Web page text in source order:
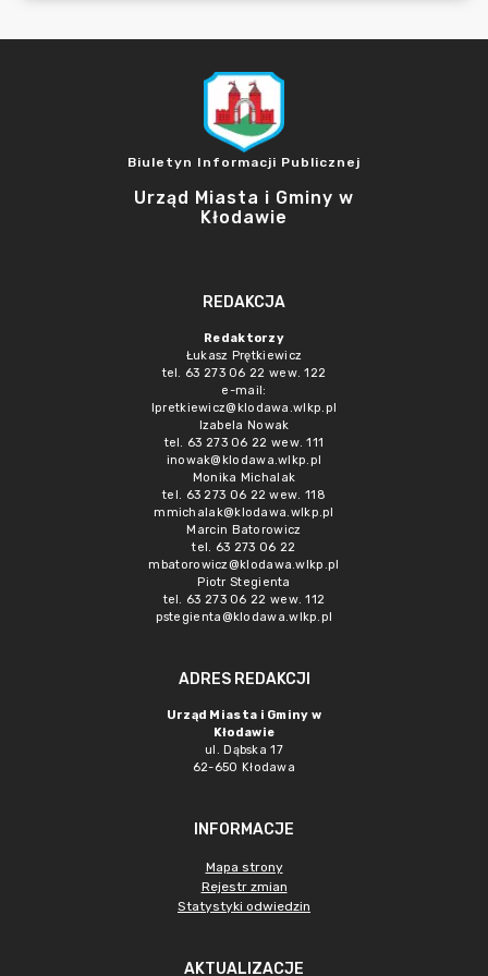
Biuletyn Informacji Publicznej
Urząd Miasta i Gminy w
Kłodawie
REDAKCJA
Redaktorzy
Łukasz Prętkiewicz
tel. 63 273 06 22 wew. 122
e-mail:
lpretkiewicz@klodawa.wlkp.pl
Izabela Nowak
tel. 63 273 06 22 wew. 111
inowak@klodawa.wlkp.pl
Monika Michalak
tel. 63 273 06 22 wew. 118
mmichalak@klodawa.wlkp.pl
Marcin Batorowicz
tel. 63 273 06 22
mbatorowicz@klodawa.wlkp.pl
Piotr Stegienta
tel. 63 273 06 22 wew. 112
pstegienta@klodawa.wlkp.pl
ADRES REDAKCJI
Urząd Miasta i Gminy w
Kłodawie
ul. Dąbska 17
62-650 Kłodawa
INFORMACJE
Mapa strony
Rejestr zmian
Statystyki odwiedzin
AKTUALIZACJE